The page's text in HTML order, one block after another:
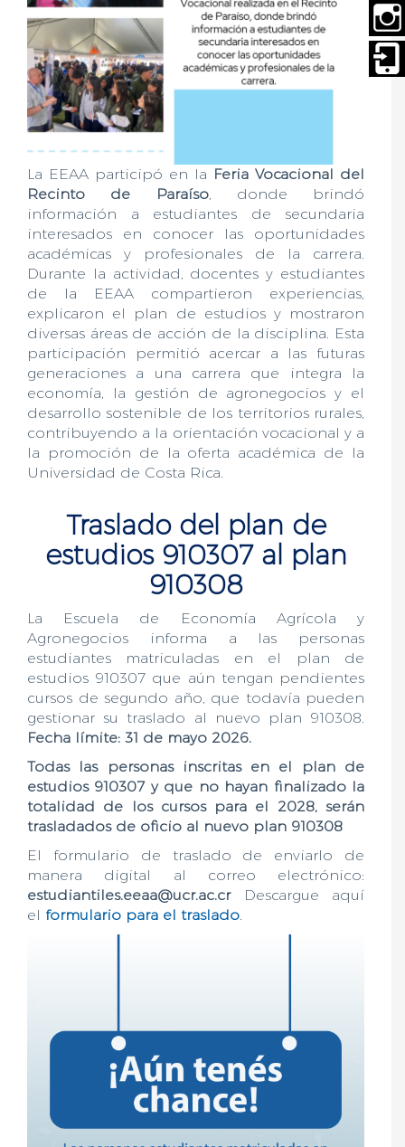
La EEAA participó en la Feria Vocacional del
Recinto de Paraíso, donde brindó
información a estudiantes de secundaria
interesados en conocer las oportunidades
académicas y profesionales de la carrera.
Durante la actividad, docentes y estudiantes
de la EEAA compartieron experiencias,
explicaron el plan de estudios y mostraron
diversas áreas de acción de la disciplina. Esta
participación permitió acercar a las futuras
generaciones a una carrera que integra la
economía, la gestión de agronegocios y el
desarrollo sostenible de los territorios rurales,
contribuyendo a la orientación vocacional y a
la promoción de la oferta académica de la
Universidad de Costa Rica.
Traslado del plan de
estudios 910307 al plan
910308
La Escuela de Economía Agrícola y
Agronegocios informa a las personas
estudiantes matriculadas en el plan de
estudios 910307 que aún tengan pendientes
cursos de segundo año, que todavía pueden
gestionar su traslado al nuevo plan 910308.
Fecha límite: 31 de mayo 2026.
Todas las personas inscritas en el plan de
estudios 910307 y que no hayan finalizado la
totalidad de los cursos para el 2028, serán
trasladados de oficio al nuevo plan 910308
El formulario de traslado de enviarlo de
manera digital al correo electrónico:
estudiantiles.eeaa@ucr.ac.crDescargue aquí
el formulario para el traslado.